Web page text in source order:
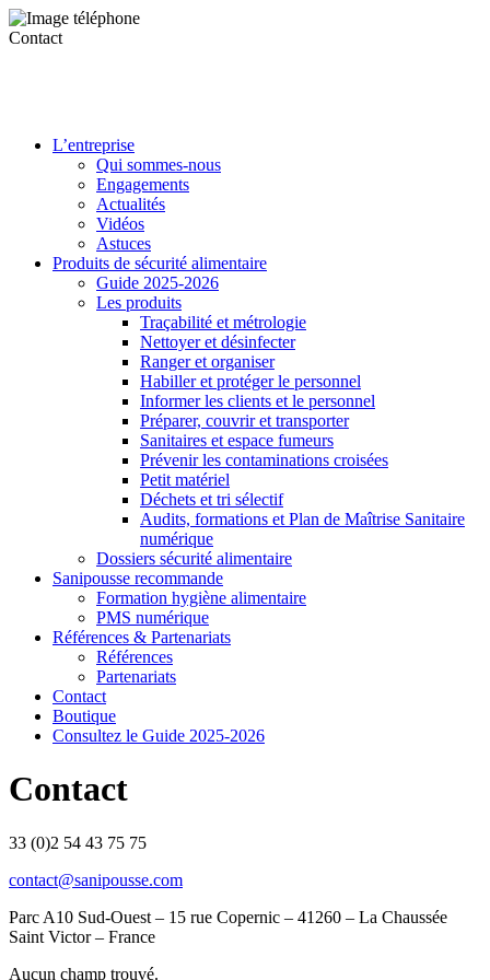
Contact
L’entreprise
Qui sommes-nous
Engagements
Actualités
Vidéos
Astuces
Produits de sécurité alimentaire
Guide 2025-2026
Les produits
Traçabilité et métrologie
Nettoyer et désinfecter
Ranger et organiser
Habiller et protéger le personnel
Informer les clients et le personnel
Préparer, couvrir et transporter
Sanitaires et espace fumeurs
Prévenir les contaminations croisées
Petit matériel
Déchets et tri sélectif
Audits, formations et Plan de Maîtrise Sanitaire
numérique
Dossiers sécurité alimentaire
Sanipousse recommande
Formation hygiène alimentaire
PMS numérique
Références & Partenariats
Références
Partenariats
Contact
Boutique
Consultez le Guide 2025-2026
Contact
33 (0)2 54 43 75 75
contact@sanipousse.com
Parc A10 Sud-Ouest – 15 rue Copernic – 41260 – La Chaussée
Saint Victor – France
Aucun champ trouvé.